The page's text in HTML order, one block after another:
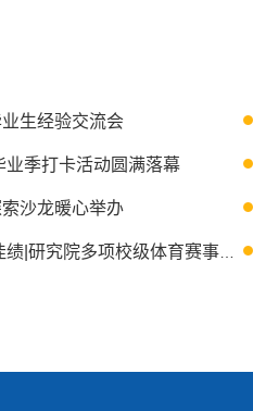
生经验交流会
业季打卡活动圆满落幕
沙龙暖心举办